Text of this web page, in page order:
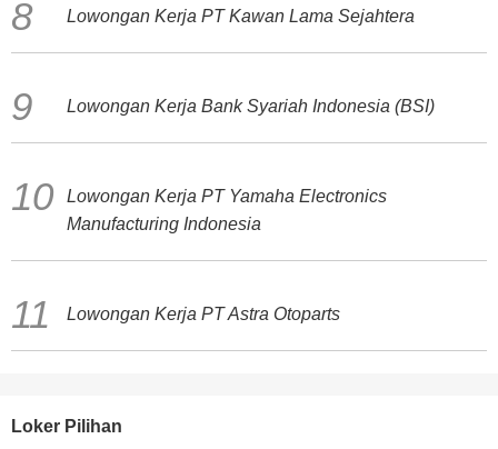
Lowongan Kerja PT Kawan Lama Sejahtera
Lowongan Kerja Bank Syariah Indonesia (BSI)
Lowongan Kerja PT Yamaha Electronics
Manufacturing Indonesia
Lowongan Kerja PT Astra Otoparts
Loker Pilihan